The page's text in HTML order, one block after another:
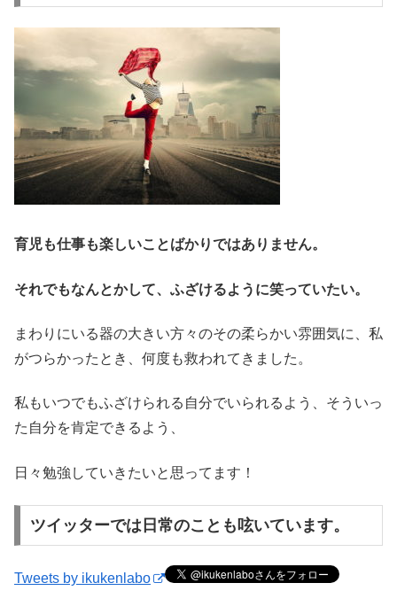
育児も仕事も楽しいことばかりではありません。
それでもなんとかして、ふざけるように笑っていたい。
まわりにいる器の大きい方々のその柔らかい雰囲気に、私
がつらかったとき、何度も救われてきました。
私もいつでもふざけられる自分でいられるよう、そういっ
た自分を肯定できるよう、
日々勉強していきたいと思ってます！
ツイッターでは日常のことも呟いています。
Tweets by ikukenlabo